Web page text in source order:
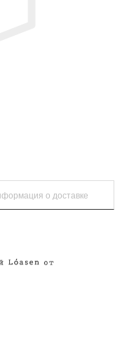
о доставке